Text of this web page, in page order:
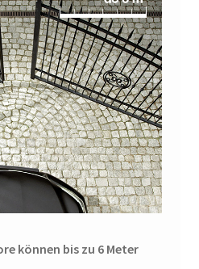
können bis zu 6 Meter